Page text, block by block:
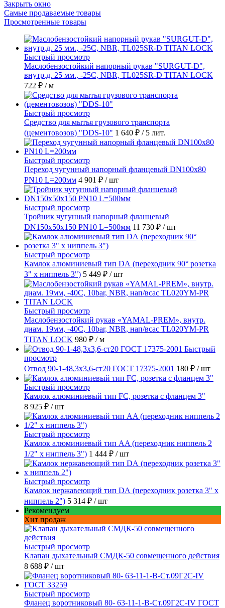
Закрыть окно
Самые продаваемые товары
Просмотренные товары
Быстрый просмотр
Маслобензостойкий напорный рукав "SURGUT-D",
внутр.д. 25 мм., -25C, NBR, TL025SR-D TITAN LOCK
722 ₽ / м
Быстрый просмотр
Средство для мытья грузового транспорта
(цементовозов) "DDS-10" 1 640 ₽ / 5 лит.
Быстрый просмотр
Переход чугунный напорный фланцевый DN100х80
PN10 L=200мм 4 901 ₽ / шт
Быстрый просмотр
Тройник чугунный напорный фланцевый
DN150х50х150 PN10 L=500мм 11 730 ₽ / шт
Быстрый просмотр
Камлок алюминиевый тип DА (переходник 90° розетка
3" х ниппель 3") 5 449 ₽ / шт
Быстрый просмотр
Маслобензостойкий рукав «YAMAL-PREM», внутр.
диам. 19мм, -40C, 10bar, NBR, нап/всас TL020YM-PR
TITAN LOCK 980 ₽ / м
Быстрый
просмотр
Отвод 90-1-48,3х3,6-ст20 ГОСТ 17375-2001 180 ₽ / шт
Быстрый просмотр
Камлок алюминиевый тип FC, розетка с фланцем 3"
8 925 ₽ / шт
Быстрый просмотр
Камлок алюминиевый тип AA (переходник ниппель 2
1/2" х ниппель 3") 1 444 ₽ / шт
Быстрый просмотр
Камлок нержавеющий тип DА (переходник розетка 3" х
ниппель 2") 5 314 ₽ / шт
Рекомендуем
Хит продаж
Быстрый просмотр
Клапан дыхательный СМДК-50 совмещенного действия
8 688 ₽ / шт
Быстрый просмотр
Фланец воротниковый 80- 63-11-1-B-Ст.09Г2С-IV ГОСТ